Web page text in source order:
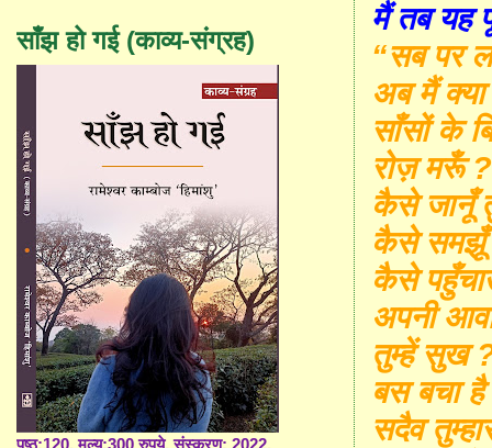
मैंतब यह
“सब पर
अब मैं
साँसों के
रोज़ मरूँ ?
कैसे जानूँ
कैसे समझूँ
कैसे
अपनी
तुम्हें सुख
बस बचा
सदैव
साँझ हो गई (काव्य-संग्रह)
पृष्ठ:120, मूल्य:300 रुपये, संस्करण: 2022,